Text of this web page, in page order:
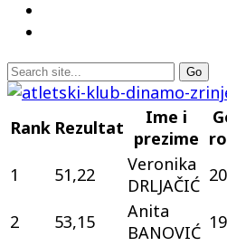
Rank Rezultat
Ime i
prezime
1
51,22
Veronika
DRLJAČIĆ
2 53,15
Anita
BANOVIĆ